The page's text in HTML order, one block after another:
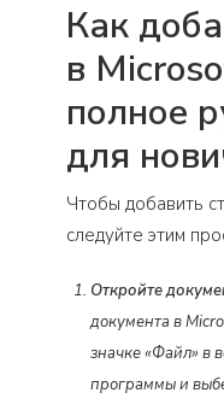
Как
в
полное
для
Чтобы добавить
следуйте этим
Откройте
документа в
значке «Файл» в
программы и